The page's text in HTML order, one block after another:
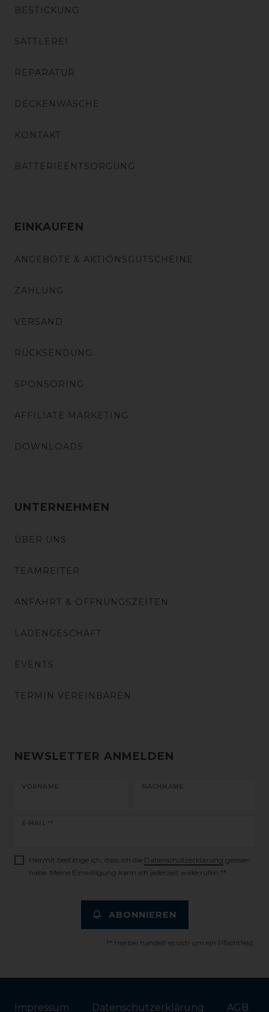
BESTICKUNG
SATTLEREI
REPARATUR
DECKENWÄSCHE
KONTAKT
BATTERIEENTSORGUNG
EINKAUFEN
ANGEBOTE & AKTIONSGUTSCHEINE
ZAHLUNG
VERSAND
RÜCKSENDUNG
SPONSORING
AFFILIATE MARKETING
DOWNLOADS
UNTERNEHMEN
ÜBER UNS
TEAMREITER
ANFAHRT & ÖFFNUNGSZEITEN
LADENGESCHÄFT
EVENTS
TERMIN VEREINBAREN
NEWSLETTER ANMELDEN
VORNAME NACHNAME
E-MAIL **
Newsletter
Hiermit bestätige ich, dass ich die Daten­schutz­erklärung gelesen
habe. Meine Einwilligung kann ich jederzeit widerrufen.**
ABONNIEREN
** Hierbei handelt es sich um ein Pflichtfeld.
Impressum Daten­schutz­erklärung AGB